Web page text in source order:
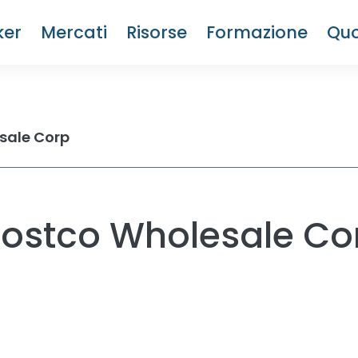
Mercati Risorse Formazione
Corp
Wholesale